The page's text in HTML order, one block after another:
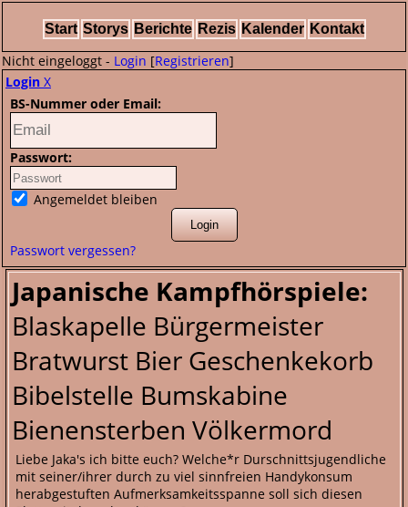
Start Storys Berichte Rezis Kalender Kontakt
Nicht eingeloggt - Login [Registrieren]
Login X
BS-Nummer oder Email:
Passwort:
Angemeldet bleiben
Passwort vergessen?
Japanische Kampfhörspiele:
Blaskapelle Bürgermeister
Bratwurst Bier Geschenkekorb
Bibelstelle Bumskabine
Bienensterben Völkermord
Liebe Jaka's ich bitte euch? Welche*r Durschnittsjugendliche
mit seiner/ihrer durch zu viel sinnfreien Handykonsum
herabgestuften Aufmerksamkeitsspanne soll sich diesen